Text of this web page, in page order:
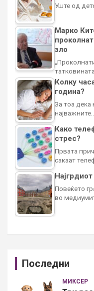
Уште од
Марко
зло
Колку
година?
За тоа дека
Како
стрес?
Првата
сакаат
Повеќето
во
Последни
МИКСЕР